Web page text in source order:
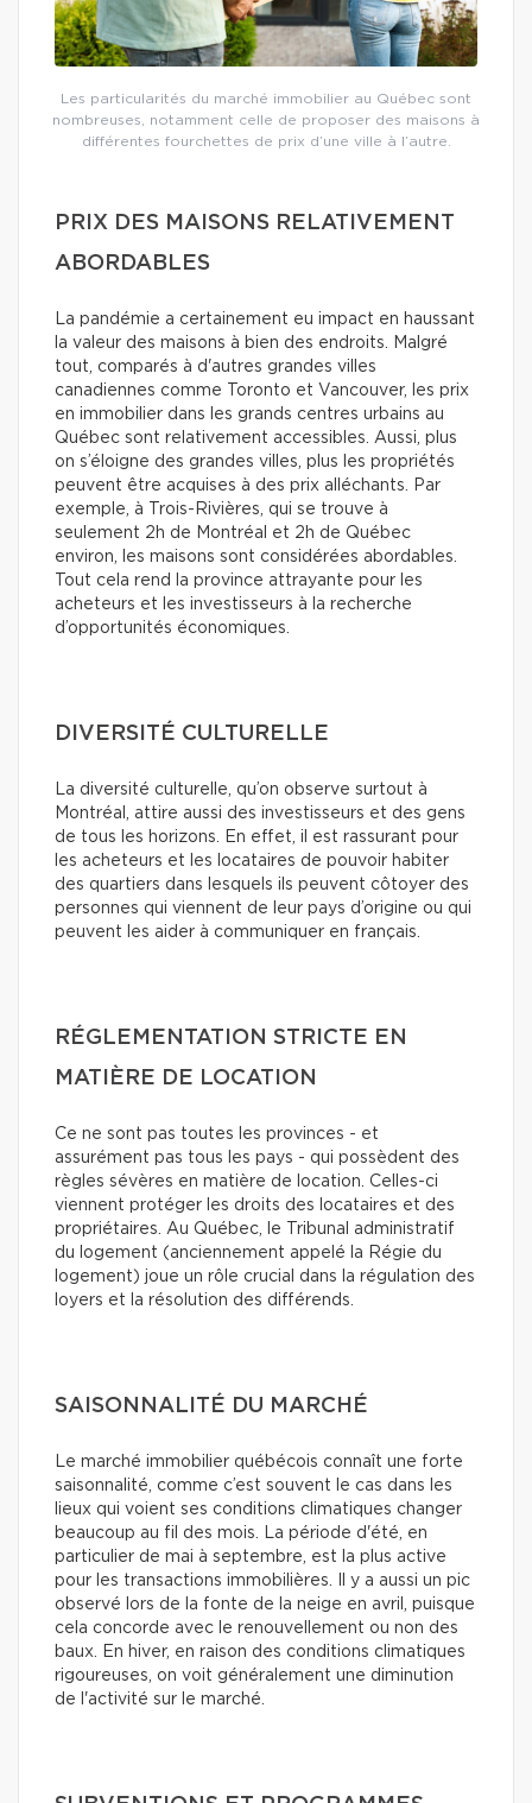
Les particularités du marché immobilier au Québec sont
nombreuses, notamment celle de proposer des maisons à
différentes fourchettes de prix d’une ville à l’autre.
PRIX DES MAISONS RELATIVEMENT
ABORDABLES
La pandémie a certainement eu impact en haussant
la valeur des maisons à bien des endroits. Malgré
tout, comparés à d'autres grandes villes
canadiennes comme Toronto et Vancouver, les prix
en immobilier dans les grands centres urbains au
Québec sont relativement accessibles. Aussi, plus
on s’éloigne des grandes villes, plus les propriétés
peuvent être acquises à des prix alléchants. Par
exemple, à Trois-Rivières, qui se trouve à
seulement 2h de Montréal et 2h de Québec
environ, les maisons sont considérées abordables.
Tout cela rend la province attrayante pour les
acheteurs et les investisseurs à la recherche
d’opportunités économiques.
DIVERSITÉ CULTURELLE
La diversité culturelle, qu’on observe surtout à
Montréal, attire aussi des investisseurs et des gens
de tous les horizons. En effet, il est rassurant pour
les acheteurs et les locataires de pouvoir habiter
des quartiers dans lesquels ils peuvent côtoyer des
personnes qui viennent de leur pays d’origine ou qui
peuvent les aider à communiquer en français.
RÉGLEMENTATION STRICTE EN
MATIÈRE DE LOCATION
Ce ne sont pas toutes les provinces - et
assurément pas tous les pays - qui possèdent des
règles sévères en matière de location. Celles-ci
viennent protéger les droits des locataires et des
propriétaires. Au Québec, le Tribunal administratif
du logement (anciennement appelé la Régie du
logement) joue un rôle crucial dans la régulation des
loyers et la résolution des différends.
SAISONNALITÉ DU MARCHÉ
Le marché immobilier québécois connaît une forte
saisonnalité, comme c’est souvent le cas dans les
lieux qui voient ses conditions climatiques changer
beaucoup au fil des mois. La période d'été, en
particulier de mai à septembre, est la plus active
pour les transactions immobilières. Il y a aussi un pic
observé lors de la fonte de la neige en avril, puisque
cela concorde avec le renouvellement ou non des
baux. En hiver, en raison des conditions climatiques
rigoureuses, on voit généralement une diminution
de l'activité sur le marché.